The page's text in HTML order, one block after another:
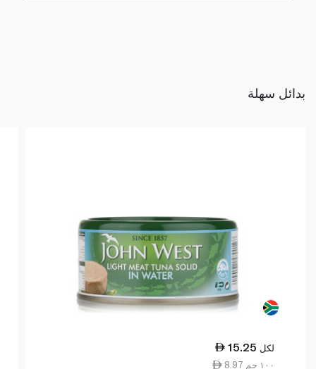
بدائل سهلة
15.25 لكل
8.97 ١٠٠ جم